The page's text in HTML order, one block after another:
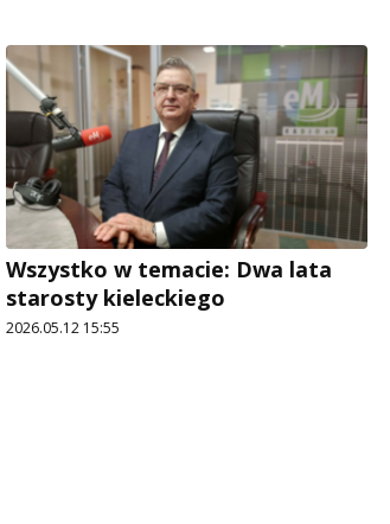
Wszystko w temacie: Dwa lata
starosty kieleckiego
2026.05.12 15:55